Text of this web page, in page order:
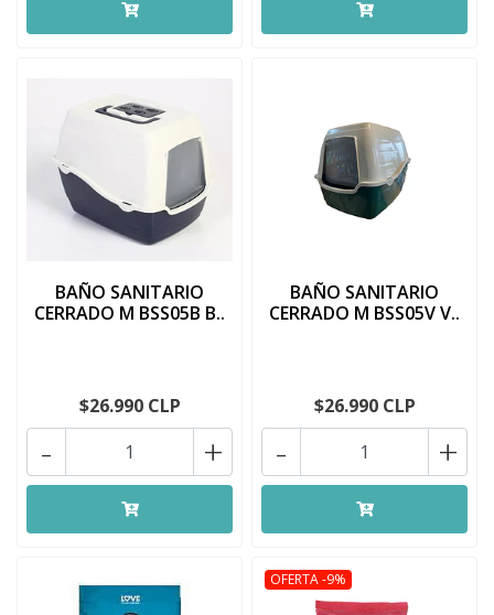
BAÑO SANITARIO
CERRADO M BSS05B B..
$26.990 CLP
+
-
BAÑO SANITARIO
CERRADO M BSS05V V..
$26.990 CLP
+
-
OFERTA -9%